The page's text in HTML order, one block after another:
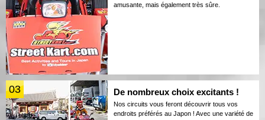
amusante, mais également très sûre.
03 De nombreux choix excitants !
Nos circuits vous feront découvrir tous vos
endroits préférés au Japon ! Avec une variété de